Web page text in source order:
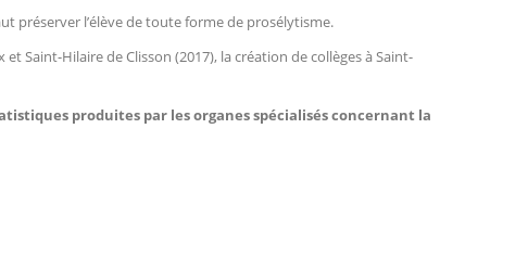
préserver l’élève de toute forme de prosélytisme.
Saint-Hilaire de Clisson (2017), la création de collèges à Saint-
produites par les organes spécialisés concernant la